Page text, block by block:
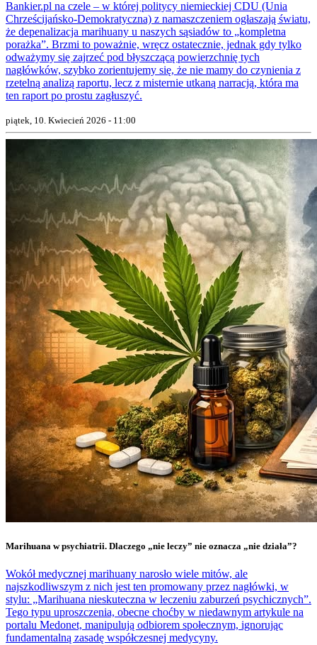
Bankier.pl na czele – w której politycy niemieckiej CDU (Unia
Chrześcijańsko-Demokratyczna) z namaszczeniem ogłaszają światu,
że depenalizacja marihuany u naszych sąsiadów to „kompletna
porażka”. Brzmi to poważnie, wręcz ostatecznie, jednak gdy tylko
odważymy się zajrzeć pod błyszczącą powierzchnię tych
nagłówków, szybko zorientujemy się, że nie mamy do czynienia z
rzetelną analizą raportu, lecz z misternie utkaną narracją, która ma
ten raport po prostu zagłuszyć.
piątek, 10. Kwiecień 2026 - 11:00
Marihuana w psychiatrii. Dlaczego „nie leczy” nie oznacza „nie działa”?
Wokół medycznej marihuany narosło wiele mitów, ale
najszkodliwszym z nich jest ten promowany przez nagłówki, w
stylu: „Marihuana nieskuteczna w leczeniu zaburzeń psychicznych”.
Tego typu uproszczenia, obecne choćby w niedawnym artykule na
portalu Medonet, manipulują odbiorem społecznym, ignorując
fundamentalną zasadę współczesnej medycyny.